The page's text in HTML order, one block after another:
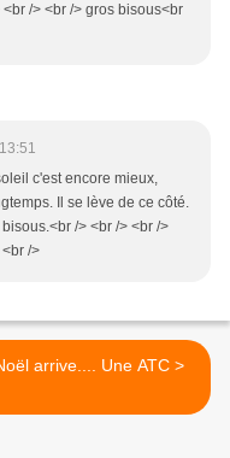
/> <br /> gros bisous<br
c'est encore mieux,
Il se lève de ce côté.
/> <br /> <br />
/>
Noël arrive.... Une ATC >